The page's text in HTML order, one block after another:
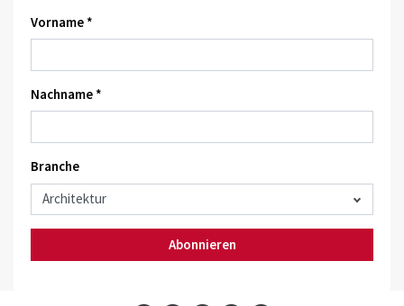
Vorname *
Nachname *
Branche
Abonnieren